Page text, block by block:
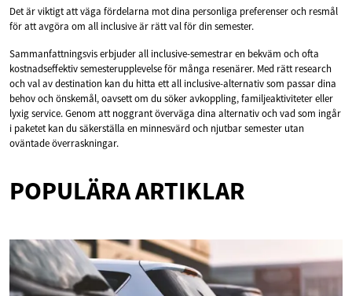
Det är viktigt att väga fördelarna mot dina personliga preferenser och resmål
för att avgöra om all inclusive är rätt val för din semester.
Sammanfattningsvis erbjuder all inclusive-semestrar en bekväm och ofta
kostnadseffektiv semesterupplevelse för många resenärer. Med rätt research
och val av destination kan du hitta ett all inclusive-alternativ som passar dina
behov och önskemål, oavsett om du söker avkoppling, familjeaktiviteter eller
lyxig service. Genom att noggrant överväga dina alternativ och vad som ingår
i paketet kan du säkerställa en minnesvärd och njutbar semester utan
oväntade överraskningar.
POPULÄRA ARTIKLAR